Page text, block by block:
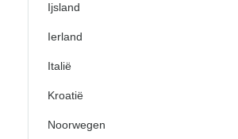
Ijsland
Ierland
Italië
Kroatië
Noorwegen